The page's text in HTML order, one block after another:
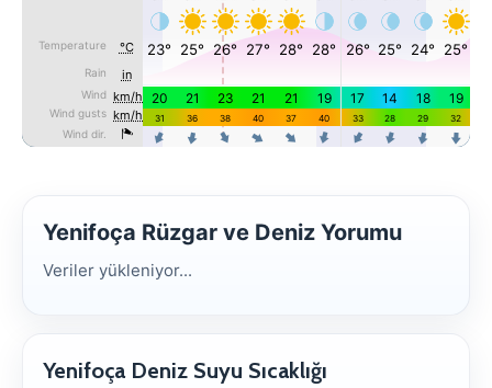
Yenifoça Rüzgar ve Deniz Yorumu
Veriler yükleniyor...
Yenifoça Deniz Suyu Sıcaklığı